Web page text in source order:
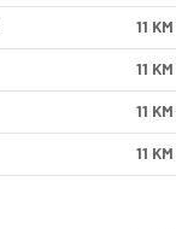
11 KM
11 KM
11 KM
11 KM